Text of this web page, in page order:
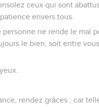
ceux qui sont
envers tous.
personne ne rende le mal
le bien, soit entre
rendez grâces ; car